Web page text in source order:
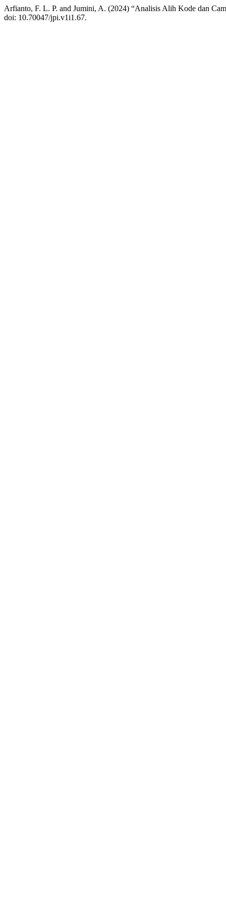
Arfianto, F. L. P. and Jumini, A. (2024) “Analisis Alih Kode dan
doi: 10.70047/jpi.v1i1.67.